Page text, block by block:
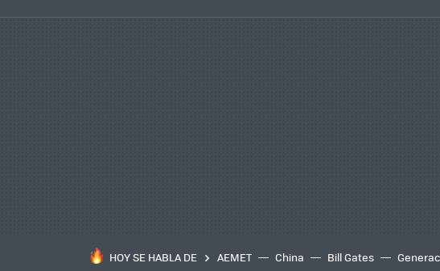
HOY SE HABLA DE AEMET China Bill Gates